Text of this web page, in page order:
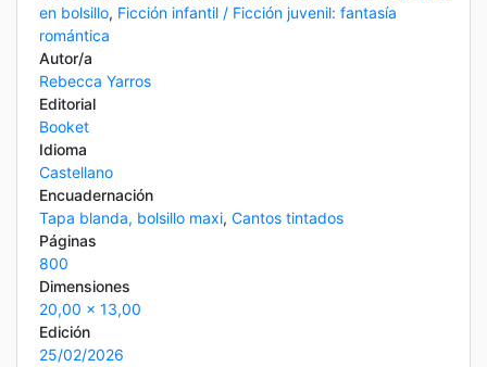
en bolsillo, Ficción infantil / Ficción juvenil: fantasía
romántica
Autor/a
Rebecca Yarros
Editorial
Booket
Idioma
Castellano
Encuadernación
Tapa blanda, bolsillo maxi, Cantos tintados
Páginas
800
Dimensiones
20,00 x 13,00
Edición
25/02/2026